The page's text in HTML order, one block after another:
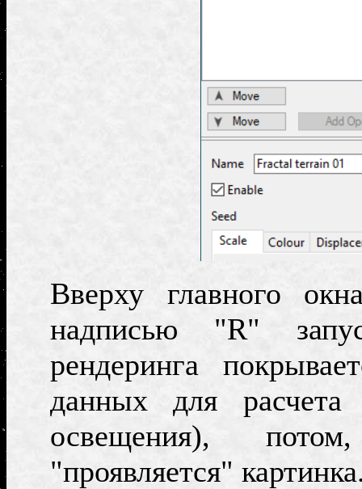
Вверху главного
надписью "R"
рендеринга
данных для
освещения), потом,
"проявляется"